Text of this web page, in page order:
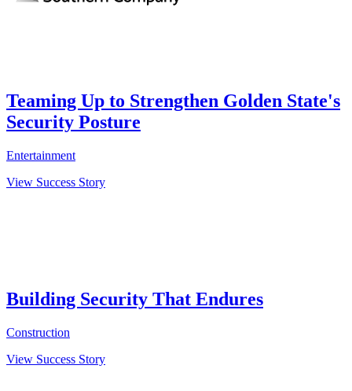
Teaming Up to Strengthen Golden State's
Security Posture
Entertainment
View Success Story
Building Security That Endures
Construction
View Success Story